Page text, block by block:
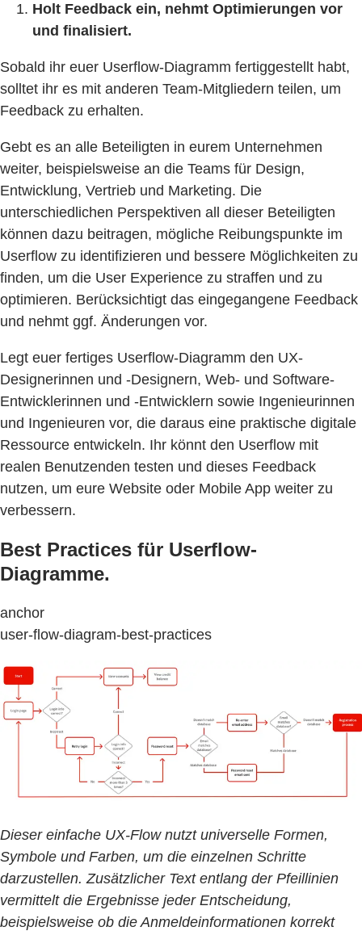
Holt Feedback ein, nehmt Optimierungen vor
und finalisiert.
Sobald ihr euer Userflow-Diagramm fertiggestellt habt,
solltet ihr es mit anderen Team-Mitgliedern teilen, um
Feedback zu erhalten.
Gebt es an alle Beteiligten in eurem Unternehmen
weiter, beispielsweise an die Teams für Design,
Entwicklung, Vertrieb und Marketing. Die
unterschiedlichen Perspektiven all dieser Beteiligten
können dazu beitragen, mögliche Reibungspunkte im
Userflow zu identifizieren und bessere Möglichkeiten zu
finden, um die User Experience zu straffen und zu
optimieren. Berücksichtigt das eingegangene Feedback
und nehmt ggf. Änderungen vor.
Legt euer fertiges Userflow-Diagramm den UX-
Designerinnen und -Designern, Web- und Software-
Entwicklerinnen und -Entwicklern sowie Ingenieurinnen
und Ingenieuren vor, die daraus eine praktische digitale
Ressource entwickeln. Ihr könnt den Userflow mit
realen Benutzenden testen und dieses Feedback
nutzen, um eure Website oder Mobile App weiter zu
verbessern.
Best Practices für Userflow-
Diagramme.
anchor
user-flow-diagram-best-practices
Dieser einfache UX-Flow nutzt universelle Formen,
Symbole und Farben, um die einzelnen Schritte
darzustellen. Zusätzlicher Text entlang der Pfeillinien
vermittelt die Ergebnisse jeder Entscheidung,
beispielsweise ob die Anmeldeinformationen korrekt